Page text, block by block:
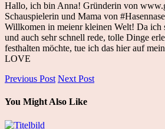
Hallo, ich bin Anna! Gründerin von
Schauspielerin und Mama von
Willkomen in meienr kleinen Welt! Da ich
und auch sehr schnell rede, tolle Dinge
festhalten möchte, tue ich das hier auf
LOVE
Previous Post Next Post
You Might Also Like